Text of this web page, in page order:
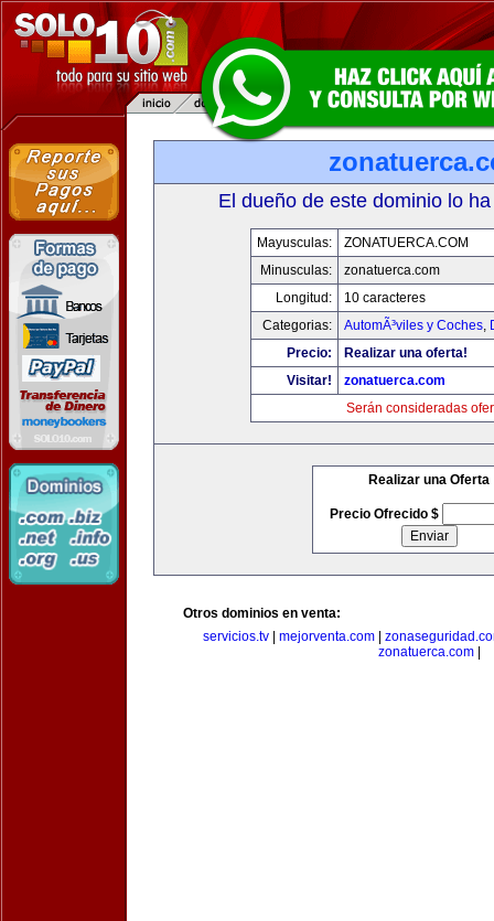
El dueño de este dominio lo
Mayusculas:
ZONATUERCA.COM
Minusculas:
zonatuerca.com
Longitud:
10 caracteres
Categorias:
AutomÃ³viles y Coches,
Precio:
Realizar una oferta!
Visitar!
zonatuerca.com
Serán consideradas
Realizar una Oferta
Precio Ofrecido $
Otros dominios en venta:
servicios.tv| mejorventa.com|
zonatuerca.com|